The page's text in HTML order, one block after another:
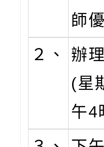
師
２、
辦
(星
午4